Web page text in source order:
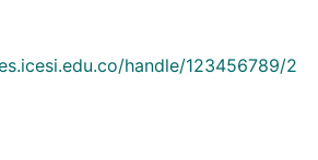
handle/123456789/2